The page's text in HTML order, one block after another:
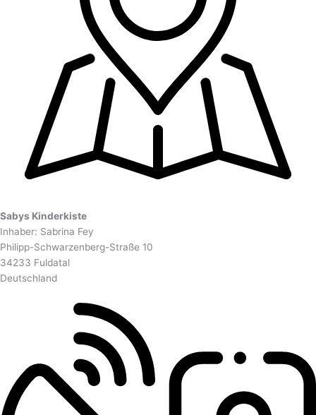
Sabys Kinderkiste
Inhaber: Sabrina Fey
Philipp-Schwarzenberg-Straße 10
34233 Fuldatal
Deutschland